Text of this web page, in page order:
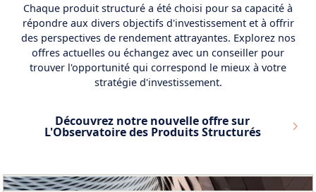
Chaque produit structuré a été choisi pour sa capacité à
répondre aux divers objectifs d'investissement et à offrir
des perspectives de rendement attrayantes. Explorez nos
offres actuelles ou échangez avec un conseiller pour
trouver l'opportunité qui correspond le mieux à votre
stratégie d'investissement.
Découvrez notre nouvelle offre sur
L'Observatoire des Produits Structurés